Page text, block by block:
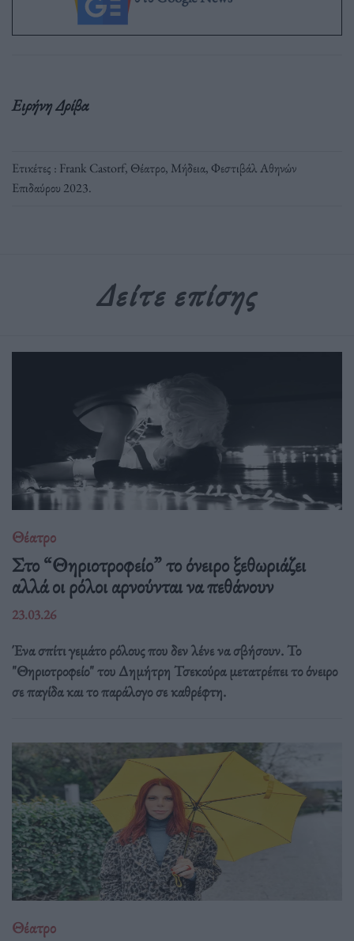
Ειρήνη Δρίβα
Ετικέτες : Frank Castorf, Θέατρο, Μήδεια, Φεστιβάλ Αθηνών
Επιδαύρου 2023.
Δείτε επίσης
Θέατρο
Στο “Θηριοτροφείο” το όνειρο ξεθωριάζει
αλλά οι ρόλοι αρνούνται να πεθάνουν
23.03.26
Ένα σπίτι γεμάτο ρόλους που δεν λένε να σβήσουν. Το
"Θηριοτροφείο" του Δημήτρη Τσεκούρα μετατρέπει το όνειρο
σε παγίδα και το παράλογο σε καθρέφτη.
Θέατρο